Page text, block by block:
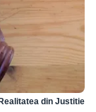
din Justitie